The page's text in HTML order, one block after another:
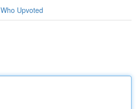
Who Upvoted